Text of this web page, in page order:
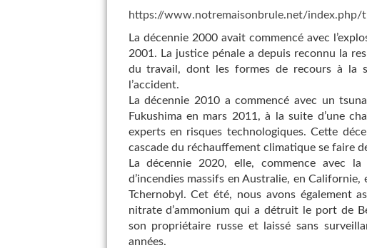
https://www.notremaisonbrule.net/index.php/
La décennie 2000 avait commencé avec
2001. La justice pénale a depuis reconnu la
du travail, dont les formes de recours à la
l’accident.
La décennie 2010 a commencé avec un
Fukushima en mars 2011, à la suite d’une
experts en risques technologiques. Cette
cascade du réchauffement climatique se faire
La décennie 2020, elle, commence avec
d’incendies massifs en Australie, en
Tchernobyl. Cet été, nous avons également
nitrate d’ammonium qui a détruit le port de
son propriétaire russe et laissé sans
années.